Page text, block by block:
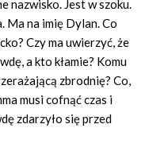
nazwisko. Jest w szoku.
Ma na imię Dylan. Co
Czy ma uwierzyć, że
a kto kłamie? Komu
zbrodnię? Co,
musi cofnąć czas i
zdarzyło się przed